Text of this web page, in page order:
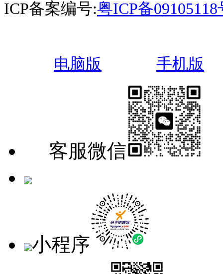
ICP备案编号:粤ICP备09105118
电脑版 手机版
客服微信
小程序